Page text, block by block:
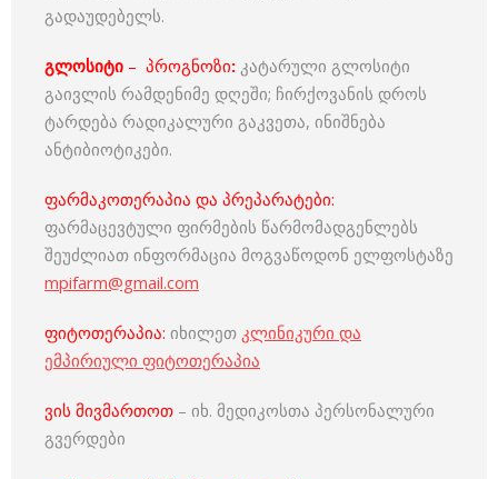
გადაუდებელს.
გლოსიტი – პროგნოზი: კატარული გლოსიტი
გაივლის რამდენიმე დღეში; ჩირქოვანის დროს
ტარდება რადიკალური გაკვეთა, ინიშნება
ანტიბიოტიკები.
ფარმაკოთერაპია და პრეპარატები:
ფარმაცევტული ფირმების წარმომადგენლებს
შეუძლიათ ინფორმაცია მოგვაწოდონ ელფოსტაზე
mpifarm@gmail.com
ფიტოთერაპია: იხილეთ კლინიკური და
ემპირიული ფიტოთერაპია
ვის მივმართოთ – იხ. მედიკოსთა პერსონალური
გვერდები